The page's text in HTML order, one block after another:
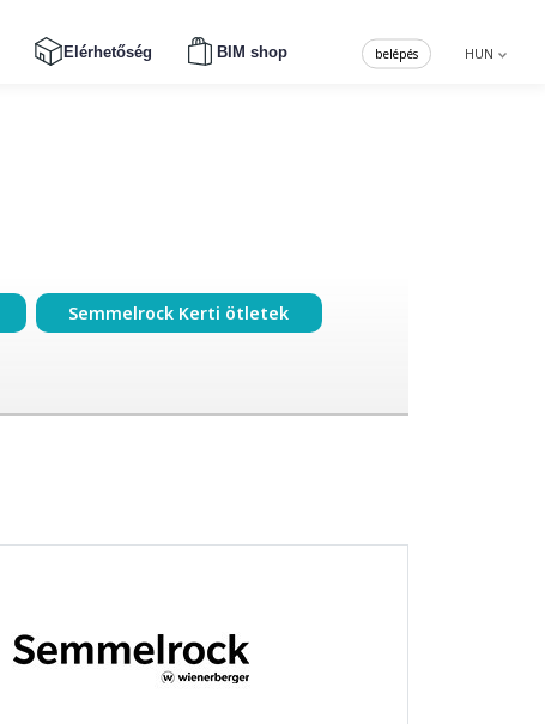
Elérhetőség BIM shop HUN
belépés
Semmelrock Kerti ötletek